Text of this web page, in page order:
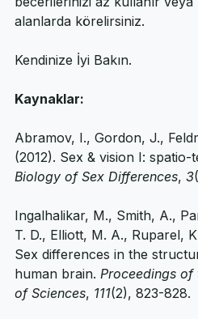
yapma, ağırlık kaldırma,
becerilerinizi az kullanır veya
Abramov, I., Gordon, J.,
(2012). Sex & vision I: spatio-
Ingalhalikar, M., Smith, A.,
T. D., Elliott, M. A., Ruparel,
Sex differences in the
human brain. Proceedings of